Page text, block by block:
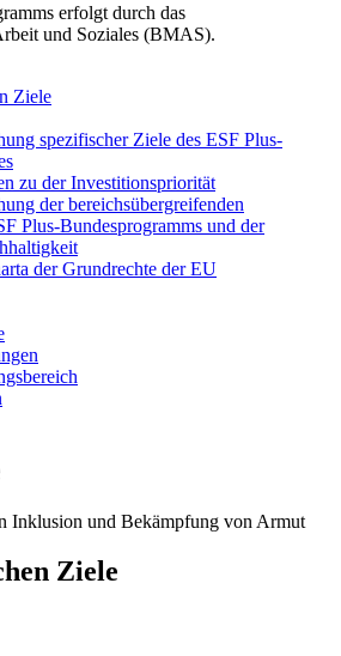
erfolgt durch das
und Soziales (BMAS).
Ziele
spezifischer Ziele des ESF Plus-
zu der Investitionspriorität
der bereichsübergreifenden
Plus-Bundesprogramms und der
der Grundrechte der EU
Inklusion und Bekämpfung von Armut
Ziele